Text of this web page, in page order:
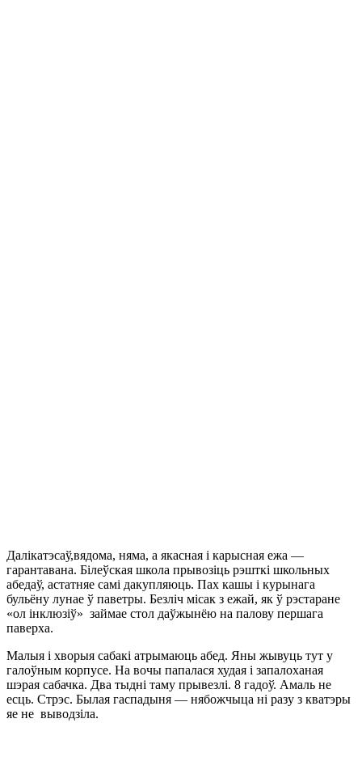
Далікатэсаў,вядома, няма, а якасная і карысная ежа —
гарантавана. Білеўская школа прывозіць рэшткі школьных
абедаў, астатняе самі дакупляюць. Пах кашы і курынага
бульёну лунае ў паветры. Безліч місак з ежай, як ў рэстаране
«ол інклюзіў» займае стол даўжынёю на палову першага
паверха.
Малыя і хворыя сабакі атрымаюць абед. Яны жывуць тут у
галоўным корпусе. На вочы папалася худая і запалоханая
шэрая сабачка. Два тыдні таму прывезлі. 8 гадоў. Амаль не
есць. Стрэс. Былая гаспадыня — нябожчыца ні разу з кватэры
яе не выводзіла.